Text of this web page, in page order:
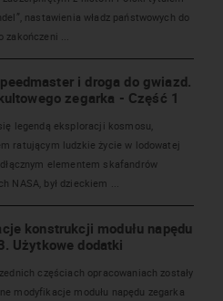
nastawienia władz państwowych do
zakończeni ...
i droga do gwiazd.
zegarka - Część 1
legendą eksploracji kosmosu,
ratującym ludzkie życie w lodowatej
elementem skafandrów
NASA, był dzieckiem ...
konstrukcji modułu napędu
Użytkowe dodatki
częściach opracowaniach zostały
modyfikacje modułu napędu zegarka